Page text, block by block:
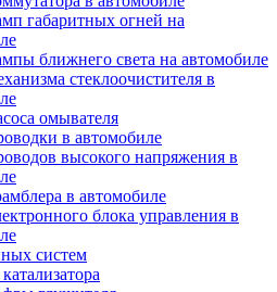
габаритных огней на
ближнего света на автомобиле
стеклоочистителя в
омывателя
в автомобиле
высокого напряжения в
в автомобиле
блока управления в
систем